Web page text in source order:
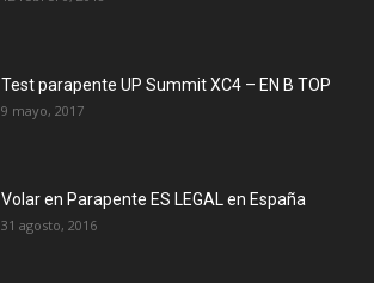
Test parapente UP Summit XC4 – EN B TOP
9 mayo, 2017
Volar en Parapente ES LEGAL en España
31 agosto, 2016